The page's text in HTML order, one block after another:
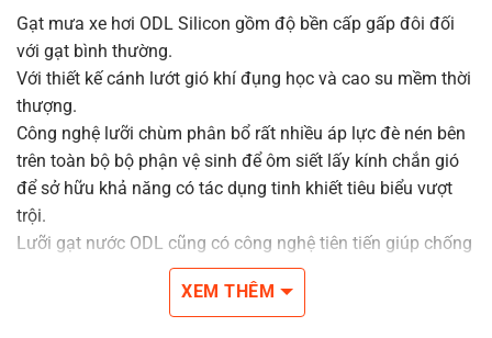
Gạt mưa xe hơi ODL Silicon gồm độ bền cấp gấp đôi đối
với gạt bình thường.
Với thiết kế cánh lướt gió khí đụng học và cao su mềm thời
thượng.
Công nghệ lưỡi chùm phân bổ rất nhiều áp lực đè nén bên
trên toàn bộ bộ phận vệ sinh để ôm siết lấy kính chắn gió
để sở hữu khả năng có tác dụng tinh khiết tiêu biểu vượt
trội.
Lưỡi gạt nước ODL cũng có công nghệ tiên tiến giúp chống
lại những điều kiện khắt khe.
Cho góc nhìn rõ ràng, đáng tin cậy khi tài xế.
XEM THÊM